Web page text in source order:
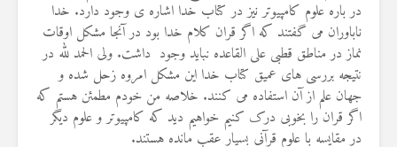
در باره علوم کامپیوتر نیز در کتاب خدا اشاره ی وجود دارد. خدا
ناباوران می گفتند که اگر قران کلام خدا بود در آنجا مشکل اوقات
نماز در مناطق قطبی علی القاعده نباید وجود داشت. ولی الحمد لله در
نتیجه بررسی های عمیق کتاب خدا این مشکل امروه زحل شده و
جهان علم از آن استفاده می کنند. خلاصه من خودم مطمئن هستم که
اگر قران را بخوبی درک کنیم خواهیم دید که کامپیوتر و علوم دیگر
در مقایسه با علوم قرآنی بسیار عقب مانده هستند.
رفته، اما مرا طلاق
نمی‌دهد. چه باید کرد؟
19 جولای 2026
21 نمایش ها
آیا اگر مسلمانی فردی
غیرمسلمان را بکشد، حکم
قصاص درباره او اجرا
دیوار،
آینده داشت؟
8 جولای 2026
23 نمایش ها
منظور از
ساختن یا